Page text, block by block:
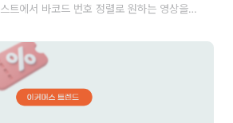
트에서 바코드 번호 정렬로 원하는 영상을